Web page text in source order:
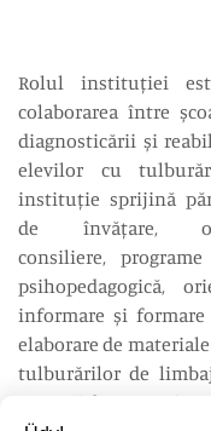
Rolul instituției
colaborarea între
diagnosticării și
elevilor cu
instituție sprijină
de învățare,
consiliere,
psihopedagogică,
informare și
elaborare de
tulburărilor de
grupuri dezavantajate.